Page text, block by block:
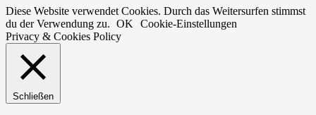
Diese Website verwendet Cookies. Durch das Weitersurfen stimmst
du der Verwendung zu. OK
Cookie-Einstellungen
Privacy & Cookies Policy
Schließen